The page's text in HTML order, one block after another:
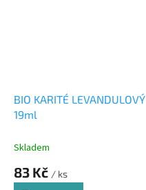
BIO KARITÉ LEVANDULOVÝ
19ml
Skladem
83 Kč / ks